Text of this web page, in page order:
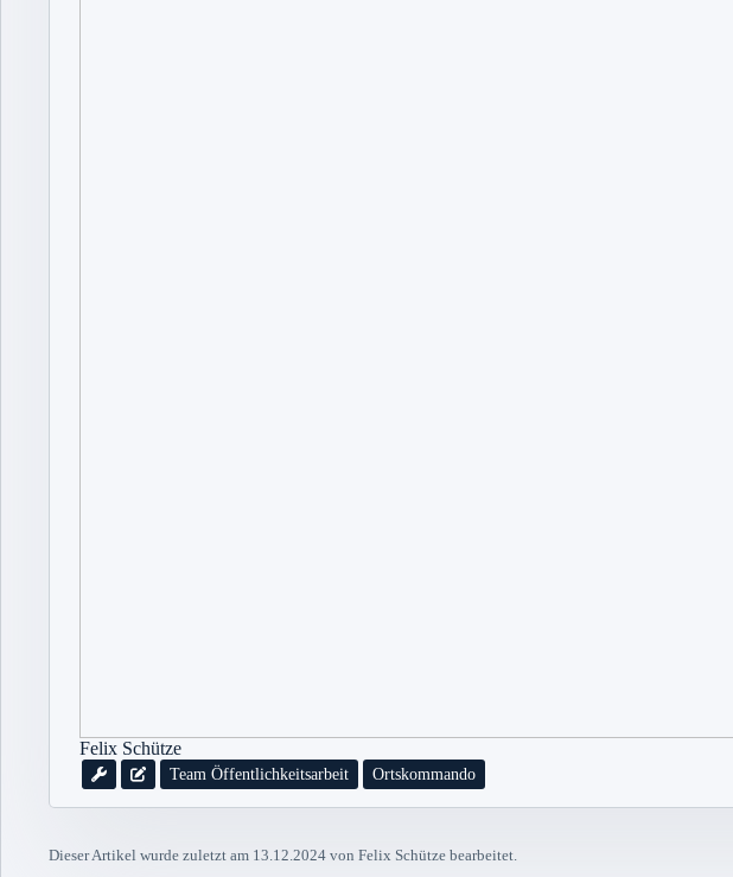
Felix Schütze
Team Öffentlichkeitsarbeit Ortskommando
Dieser Artikel wurde zuletzt am 13.12.2024 von Felix Schütze bearbeitet.